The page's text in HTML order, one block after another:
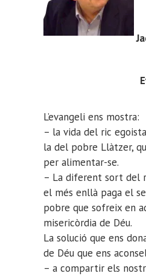
L’evangeli ens mostra:
– la vida del ric
la del pobre Llàtzer,
per alimentar-se.
– La diferent sort del
el més enllà paga el
pobre que sofreix en
misericòrdia de Déu.
La solució que ens
de Déu que ens
– a compartir els